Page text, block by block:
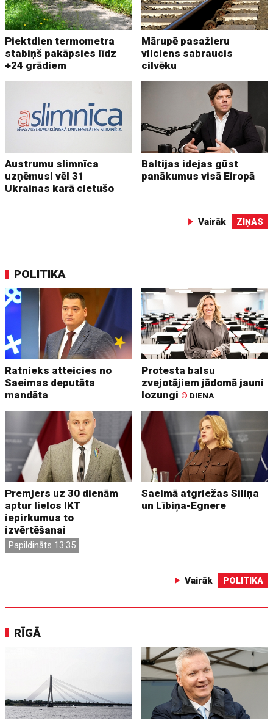
Piektdien termometra
stabiņš pakāpsies līdz
+24 grādiem
Mārupē pasažieru
vilciens sabraucis
cilvēku
Austrumu slimnīca
uzņēmusi vēl 31
Ukrainas karā cietušo
Baltijas idejas gūst
panākumus visā Eiropā
Vairāk ZIŅAS
POLITIKA
Ratnieks atteicies no
Saeimas deputāta
mandāta
Protesta balsu
zvejotājiem jādomā jauni
lozungi © DIENA
Premjers uz 30 dienām
aptur lielos IKT
iepirkumus to
izvērtēšanai
Papildināts 13:35
Saeimā atgriežas Siliņa
un Lībiņa-Egnere
Vairāk POLITIKA
RĪGĀ